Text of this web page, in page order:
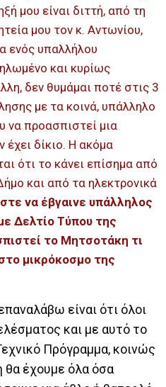
μου είναι διττή, από τη
μου τον κ. Αντωνίου,
ενός υπαλλήλου
και κυρίως
δεν θυμάμαι ποτέ στις 3
με τα κοινά, υπάλληλο
να προασπιστεί μια
έχει δίκιο. Η ακόμα
ότι το κάνει επίσημα από
και από τα ηλεκτρονικά
να έβγαινε υπάλληλος
Δελτίο Τύπου της
το Μητσοτάκη τι
μικρόκοσμο της
είναι ότι όλοι
και με αυτό το
Πρόγραμμα, κοινώς
θα έχουμε όλα όσα